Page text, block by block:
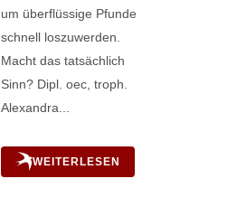
um überflüssige Pfunde
schnell loszuwerden.
Macht das tatsächlich
Sinn? Dipl. oec, troph.
Alexandra...
WEITERLESEN